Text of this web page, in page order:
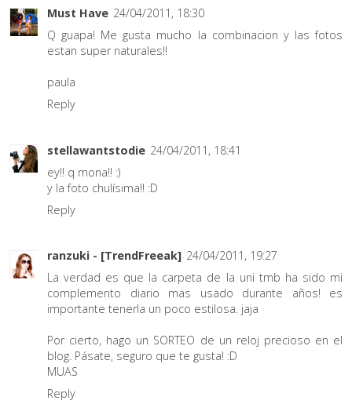
Must Have 24/04/2011, 18:30
Q guapa! Me gusta mucho la combinacion y las fotos
estan super naturales!!
paula
Reply
stellawantstodie 24/04/2011, 18:41
ey!! q mona!! :)
y la foto chulísima!! :D
Reply
ranzuki - [TrendFreeak] 24/04/2011, 19:27
La verdad es que la carpeta de la uni tmb ha sido mi
complemento diario mas usado durante años! es
importante tenerla un poco estilosa. jaja
Por cierto, hago un SORTEO de un reloj precioso en el
blog. Pásate, seguro que te gusta! :D
MUAS
Reply